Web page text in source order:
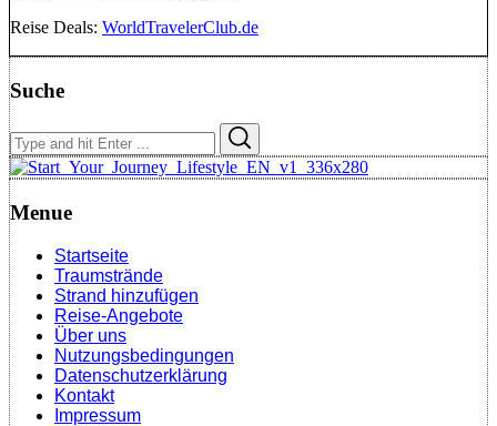
Reise Deals: WorldTravelerClub.de
Suche
Search
for:
Menue
Startseite
Traumstrände
Strand hinzufügen
Reise-Angebote
Über uns
Nutzungsbedingungen
Datenschutzerklärung
Kontakt
Impressum